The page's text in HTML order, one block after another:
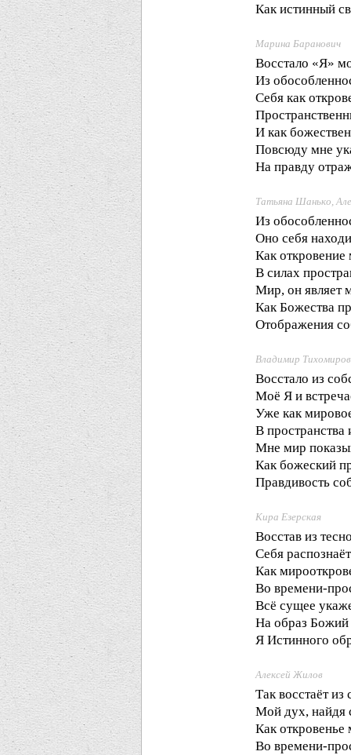
Как истинный
Марина Баранович
Восстало «Я»
Из
Себя как
И как
Повсюду мне
На правду
Татьяна Шанько,
Из
Оно себя
Как откровение
В силах
Мир, он являет
Как Божества
Отображения
Владимир Тихомиров
Восстало из
Моё Я и
Уже как
В пространства
Мне мир
Как божеский
Правдивость
Кира Езерская
Восстав из
Себя распознаёт
Как
Во времени-
Всё сущее
На образ
Я Истинного
Алексей Жилов
Так восстаёт
Мой дух, найдя
Как откровенье
Во времени-